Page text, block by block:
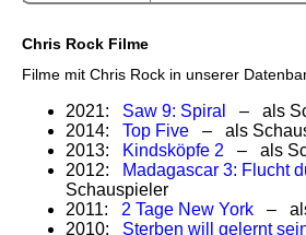
Chris Rock Filme
Filme mit Chris Rock in unserer
2021: Saw 9: Spiral
– als
2014: Top Five – als
2013:
Kindsköpfe 2 – als
2012:
Madagascar 3: Flucht
Schauspieler
2011: 2 Tage New York –
2010: Sterben will gelernt